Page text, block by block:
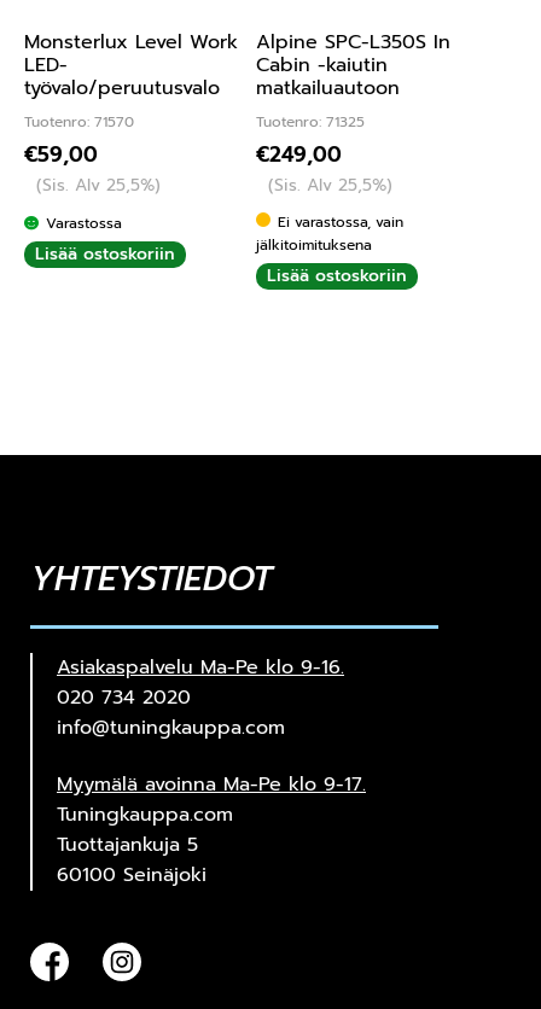
Monsterlux Level Work
LED-
työvalo/peruutusvalo
Tuotenro: 71570
€59,00
(Sis. Alv 25,5%)
Varastossa
Lisää ostoskoriin
Alpine SPC-L350S In
Cabin -kaiutin
matkailuautoon
Tuotenro: 71325
€249,00
(Sis. Alv 25,5%)
Ei varastossa, vain
jälkitoimituksena
Lisää ostoskoriin
YHTEYSTIEDOT
Asiakaspalvelu Ma-Pe klo 9-16.
020 734 2020
info@tuningkauppa.com
Myymälä avoinna Ma-Pe klo 9-17.
Tuningkauppa.com
Tuottajankuja 5
60100 Seinäjoki